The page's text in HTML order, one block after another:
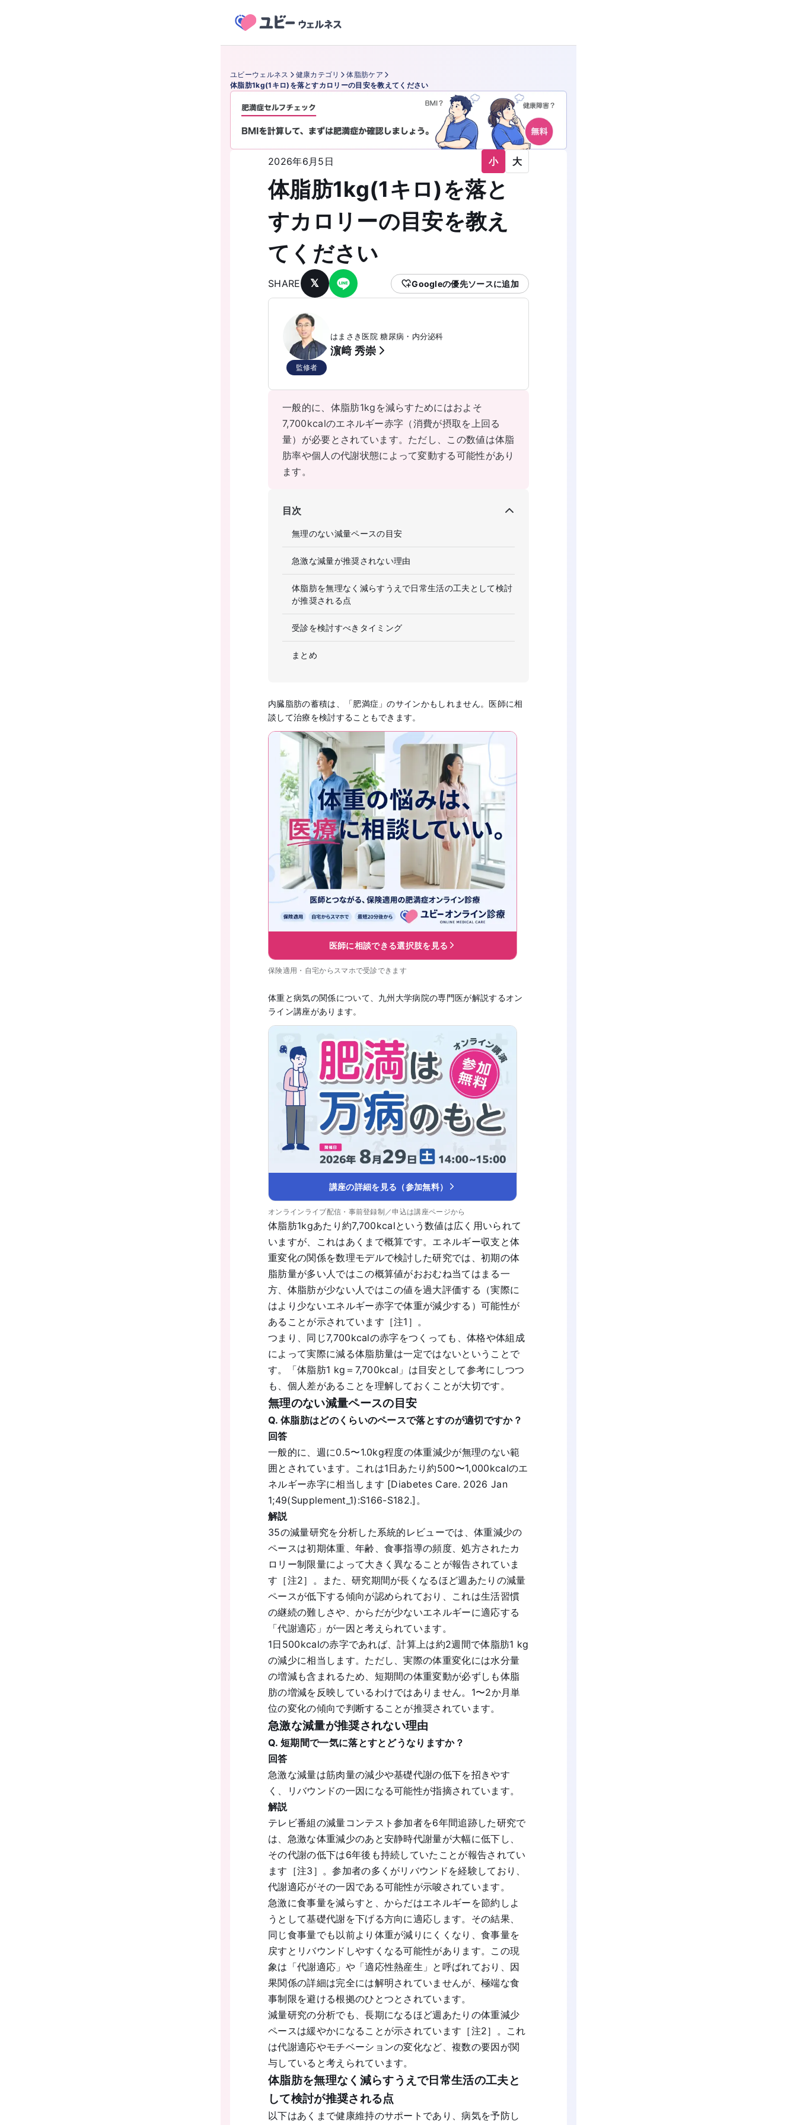
ユビーウェルネス 健康カテゴリ
体脂肪ケア
体脂肪1kg(1キロ)を落とすカロリーの目安を教えてください
2026年6月5日 小 大
体脂肪1kg(1キロ)を落と
すカロリーの目安を教え
てください
SHARE 𝕏 Googleの優先ソースに追加
監修者
はまさき医院 糖尿病・内分泌科
濵﨑 秀崇
一般的に、体脂肪1kgを減らすためにはおよそ
7,700kcalのエネルギー赤字（消費が摂取を上回る
量）が必要とされています。ただし、この数値は体脂
肪率や個人の代謝状態によって変動する可能性があり
ます。
目次
無理のない減量ペースの目安
急激な減量が推奨されない理由
体脂肪を無理なく減らすうえで日常生活の工夫として検討
が推奨される点
受診を検討すべきタイミング
まとめ
内臓脂肪の蓄積は、「肥満症」のサインかもしれません。医師に相
談して治療を検討することもできます。
医師に相談できる選択肢を見る
保険適用・自宅からスマホで受診できます
体重と病気の関係について、九州大学病院の専門医が解説するオン
ライン講座があります。
講座の詳細を見る（参加無料）
オンラインライブ配信・事前登録制／申込は講座ページから
体脂肪1kgあたり約7,700kcalという数値は広く用いられて
いますが、これはあくまで概算です。エネルギー収支と体
重変化の関係を数理モデルで検討した研究では、初期の体
脂肪量が多い人ではこの概算値がおおむね当てはまる一
方、体脂肪が少ない人ではこの値を過大評価する（実際に
はより少ないエネルギー赤字で体重が減少する）可能性が
あることが示されています［注1］。
つまり、同じ7,700kcalの赤字をつくっても、体格や体組成
によって実際に減る体脂肪量は一定ではないということで
す。「体脂肪1 kg＝7,700kcal」は目安として参考にしつつ
も、個人差があることを理解しておくことが大切です。
無理のない減量ペースの目安
Q. 体脂肪はどのくらいのペースで落とすのが適切ですか？
回答
一般的に、週に0.5〜1.0kg程度の体重減少が無理のない範
囲とされています。これは1日あたり約500〜1,000kcalのエ
ネルギー赤字に相当します [Diabetes Care. 2026 Jan
1;49(Supplement_1):S166-S182.]。
解説
35の減量研究を分析した系統的レビューでは、体重減少の
ペースは初期体重、年齢、食事指導の頻度、処方されたカ
ロリー制限量によって大きく異なることが報告されていま
す［注2］。また、研究期間が長くなるほど週あたりの減量
ペースが低下する傾向が認められており、これは生活習慣
の継続の難しさや、からだが少ないエネルギーに適応する
「代謝適応」が一因と考えられています。
1日500kcalの赤字であれば、計算上は約2週間で体脂肪1 kg
の減少に相当します。ただし、実際の体重変化には水分量
の増減も含まれるため、短期間の体重変動が必ずしも体脂
肪の増減を反映しているわけではありません。1〜2か月単
位の変化の傾向で判断することが推奨されています。
急激な減量が推奨されない理由
Q. 短期間で一気に落とすとどうなりますか？
回答
急激な減量は筋肉量の減少や基礎代謝の低下を招きやす
く、リバウンドの一因になる可能性が指摘されています。
解説
テレビ番組の減量コンテスト参加者を6年間追跡した研究で
は、急激な体重減少のあと安静時代謝量が大幅に低下し、
その代謝の低下は6年後も持続していたことが報告されてい
ます［注3］。参加者の多くがリバウンドを経験しており、
代謝適応がその一因である可能性が示唆されています。
急激に食事量を減らすと、からだはエネルギーを節約しよ
うとして基礎代謝を下げる方向に適応します。その結果、
同じ食事量でも以前より体重が減りにくくなり、食事量を
戻すとリバウンドしやすくなる可能性があります。この現
象は「代謝適応」や「適応性熱産生」と呼ばれており、因
果関係の詳細は完全には解明されていませんが、極端な食
事制限を避ける根拠のひとつとされています。
減量研究の分析でも、長期になるほど週あたりの体重減少
ペースは緩やかになることが示されています［注2］。これ
は代謝適応やモチベーションの変化など、複数の要因が関
与していると考えられています。
体脂肪を無理なく減らすうえで日常生活の工夫と
して検討が推奨される点
以下はあくまで健康維持のサポートであり、病気を予防し